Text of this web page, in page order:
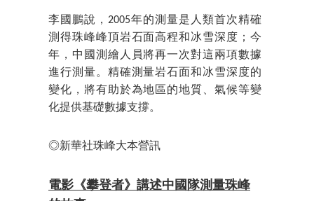
李國鵬說，2005年的測量是人類首次精確
測得珠峰峰頂岩石面高程和冰雪深度；今
年，中國測繪人員將再一次對這兩項數據
進行測量。精確測量岩石面和冰雪深度的
變化，將有助於為地區的地質、氣候等變
化提供基礎數據支撐。
◎新華社珠峰大本營訊
電影《攀登者》講述中國隊測量珠峰